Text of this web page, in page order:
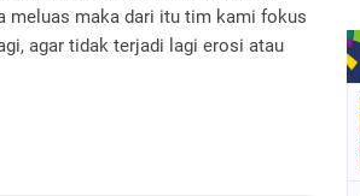
meluas maka dari itu tim kami fokus
agar tidak terjadi lagi erosi atau